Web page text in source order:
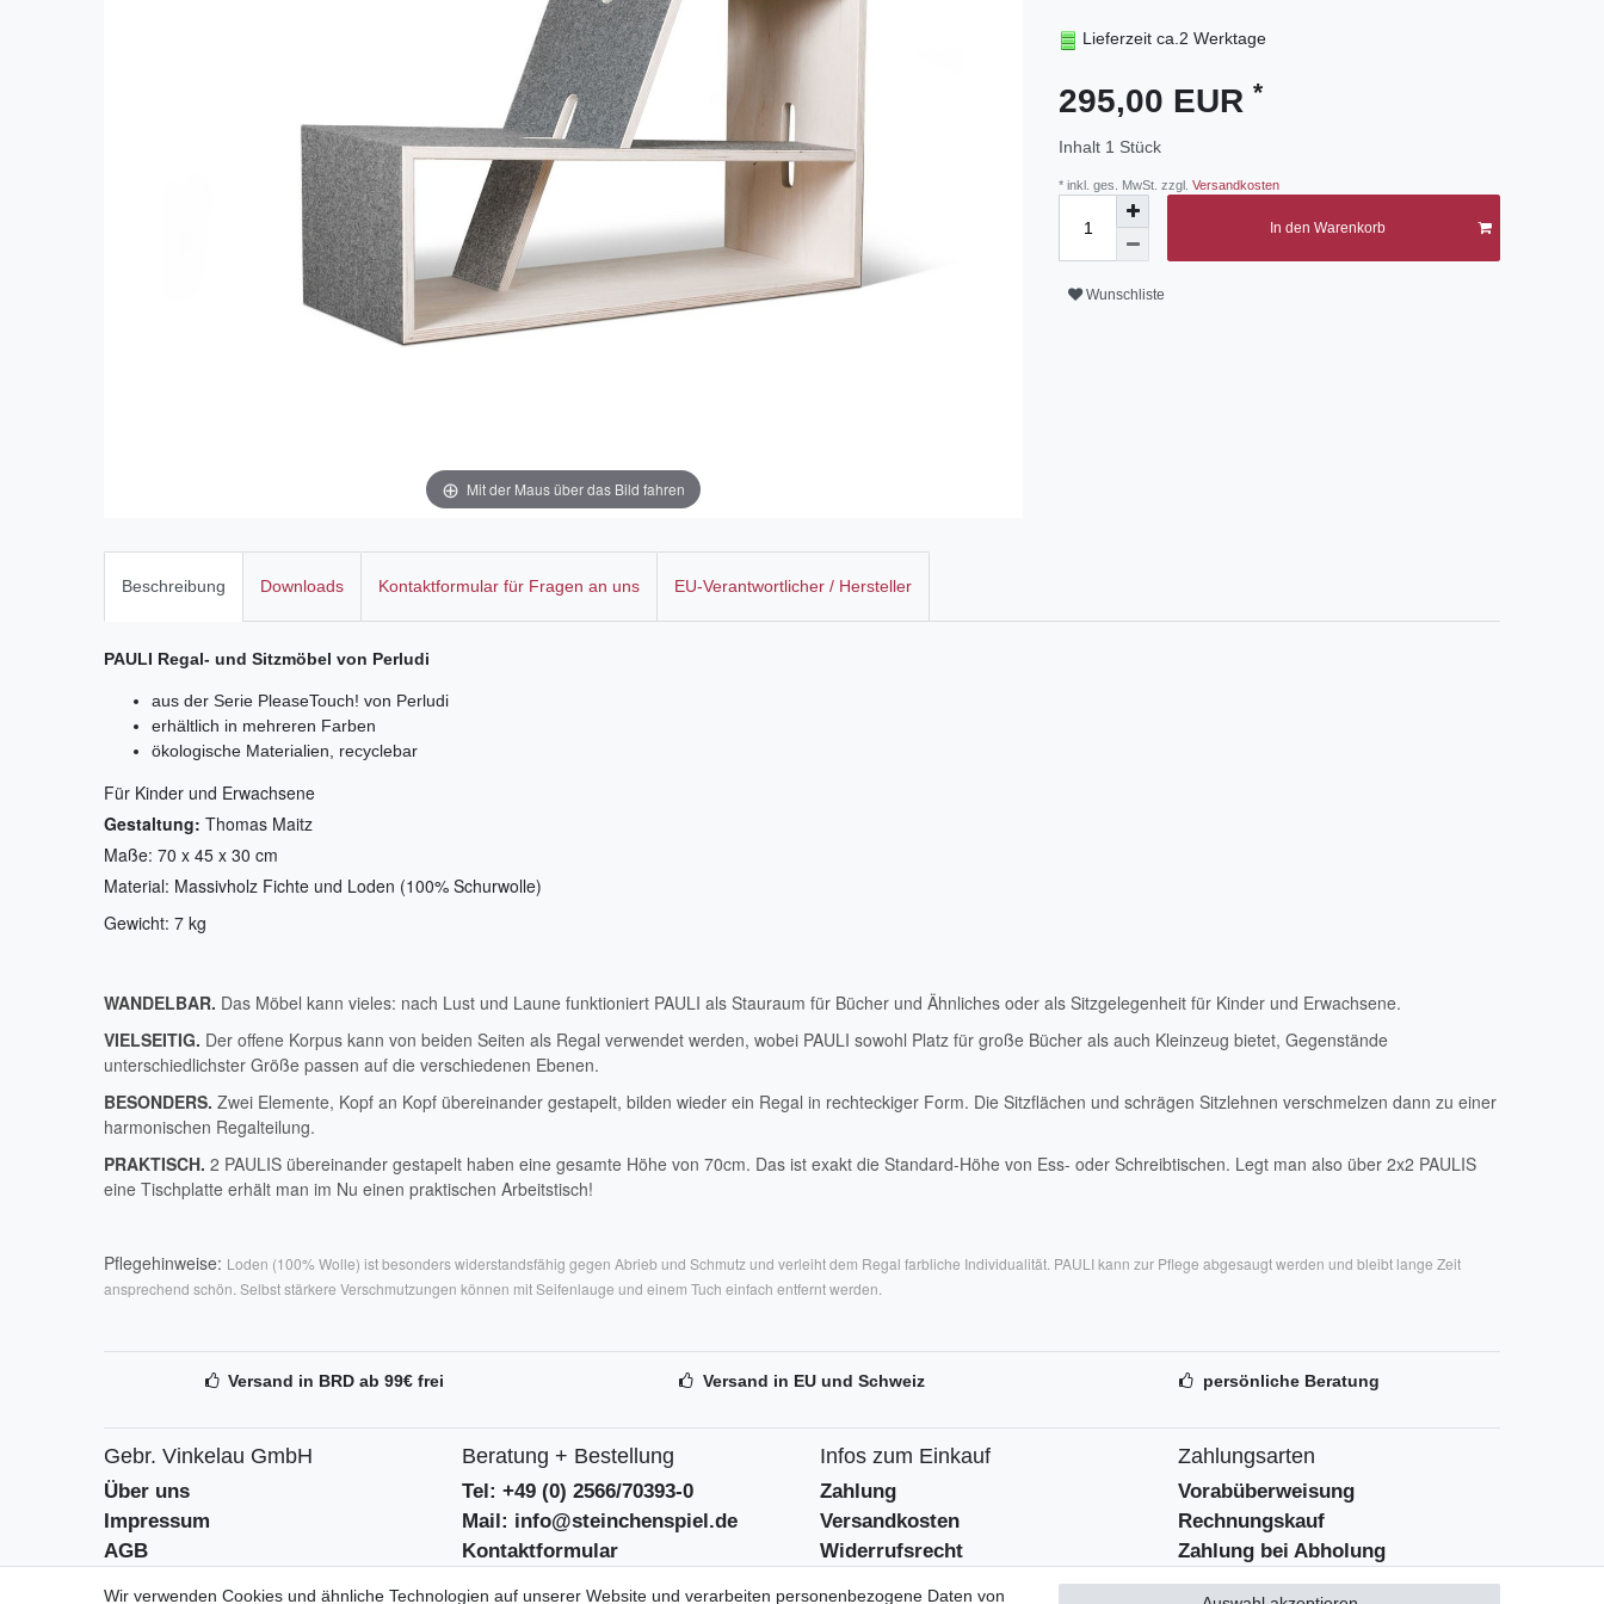
Mit der Maus über das Bild fahren
Lieferzeit ca.2 Werktage
295,00 EUR *
Inhalt 1 Stück
* inkl. ges. MwSt. zzgl. Versandkosten
In den Warenkorb
Wunschliste
Beschreibung Downloads Kontaktformular für Fragen an uns EU-Verantwortlicher / Hersteller
PAULI Regal- und Sitzmöbel von Perludi
aus der Serie PleaseTouch! von Perludi
erhältlich in mehreren Farben
ökologische Materialien, recyclebar
Für Kinder und Erwachsene
Gestaltung: Thomas Maitz
Maße: 70 x 45 x 30 cm
Material: Massivholz Fichte und Loden (100% Schurwolle)
Gewicht: 7 kg
WANDELBAR. Das Möbel kann vieles: nach Lust und Laune funktioniert PAULI als Stauraum für Bücher und Ähnliches oder als Sitzgelegenheit für Kinder und Erwachsene.
VIELSEITIG. Der offene Korpus kann von beiden Seiten als Regal verwendet werden, wobei PAULI sowohl Platz für große Bücher als auch Kleinzeug bietet, Gegenstände
unterschiedlichster Größe passen auf die verschiedenen Ebenen.
BESONDERS. Zwei Elemente, Kopf an Kopf übereinander gestapelt, bilden wieder ein Regal in rechteckiger Form. Die Sitzflächen und schrägen Sitzlehnen verschmelzen dann zu einer
harmonischen Regalteilung.
PRAKTISCH. 2 PAULIS übereinander gestapelt haben eine gesamte Höhe von 70cm. Das ist exakt die Standard-Höhe von Ess- oder Schreibtischen. Legt man also über 2x2 PAULIS
eine Tischplatte erhält man im Nu einen praktischen Arbeitstisch!
Pflegehinweise: Loden (100% Wolle) ist besonders widerstandsfähig gegen Abrieb und Schmutz und verleiht dem Regal farbliche Individualität. PAULI kann zur Pflege abgesaugt werden und bleibt lange Zeit
ansprechend schön. Selbst stärkere Verschmutzungen können mit Seifenlauge und einem Tuch einfach entfernt werden.
Versand in BRD ab 99€ frei Versand in EU und Schweiz persönliche Beratung
Gebr. Vinkelau GmbH
Über uns
Impressum
AGB
Beratung + Bestellung
Tel: +49 (0) 2566/70393-0
Mail: info@steinchenspiel.de
Kontaktformular
Infos zum Einkauf
Zahlung
Versandkosten
Widerrufsrecht
Zahlungsarten
Vorabüberweisung
Rechnungskauf
Zahlung bei Abholung
PayPal (inkl. Kreditkarten)
Wir verwenden Cookies und ähnliche Technologien auf unserer Website und verarbeiten personenbezogene Daten von